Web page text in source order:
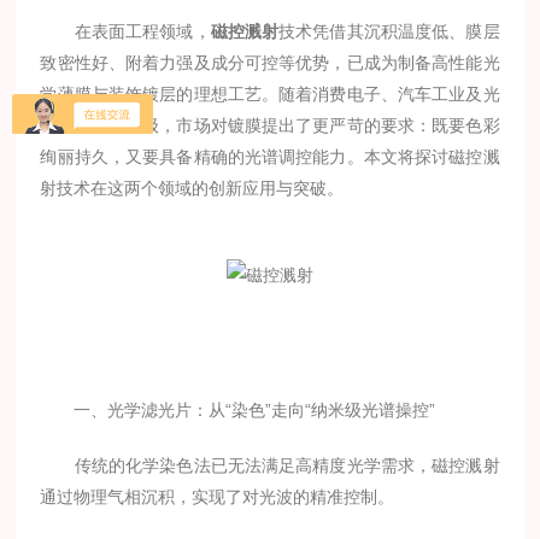
在表面工程领域， 磁控溅射技术凭借其沉积温度低、膜层
致密性好、附着力强及成分可控等优势，已成为制备高性能光
学薄膜与装饰镀层的理想工艺。随着消费电子、汽车工业及光
通信产业的升级，市场对镀膜提出了更严苛的要求：既要色彩
绚丽持久，又要具备精确的光谱调控能力。本文将探讨磁控溅
射技术在这两个领域的创新应用与突破。
一、光学滤光片：从“染色”走向“纳米级光谱操控”
传统的化学染色法已无法满足高精度光学需求，磁控溅射
通过物理气相沉积，实现了对光波的精准控制。